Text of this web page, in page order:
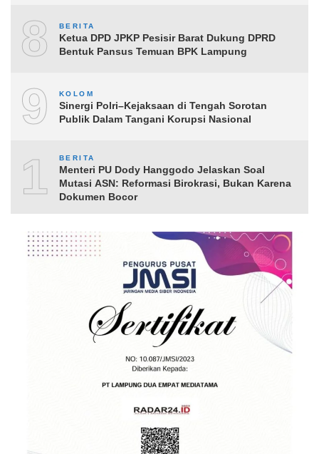
8 BERITA
Ketua DPD JPKP Pesisir Barat Dukung DPRD
Bentuk Pansus Temuan BPK Lampung
9 KOLOM
Sinergi Polri–Kejaksaan di Tengah Sorotan
Publik Dalam Tangani Korupsi Nasional
10BERITA
Menteri PU Dody Hanggodo Jelaskan Soal
Mutasi ASN: Reformasi Birokrasi, Bukan Karena
Dokumen Bocor